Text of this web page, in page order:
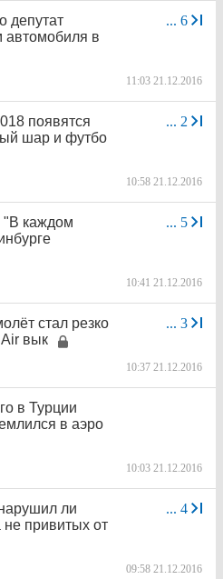
... 6
депутат
автомобиля в
11:03 21.12.2016
... 2
появятся
шар и футбо
10:58 21.12.2016
... 5
каждом
10:41 21.12.2016
... 3
стал резко
вык
10:37 21.12.2016
в Турции
в аэро
10:03 21.12.2016
... 4
ли
не привитых от
09:58 21.12.2016